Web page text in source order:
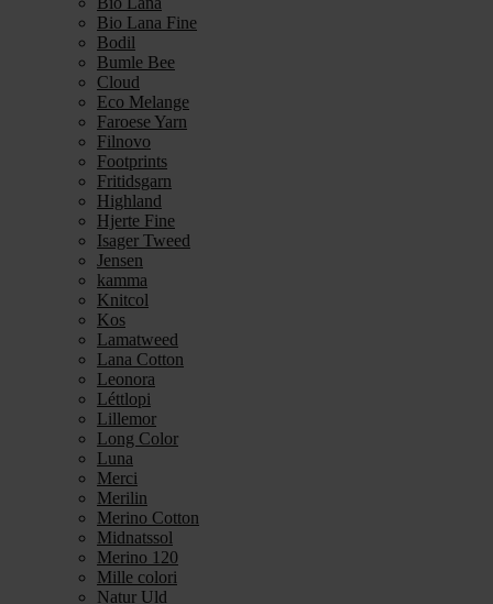
Bio Lana Fine
Bodil
Bumle Bee
Cloud
Eco Melange
Faroese Yarn
Filnovo
Footprints
Fritidsgarn
Highland
Hjerte Fine
Isager Tweed
Jensen
kamma
Knitcol
Kos
Lamatweed
Lana Cotton
Leonora
Léttlopi
Lillemor
Long Color
Luna
Merci
Merilin
Merino Cotton
Midnatssol
Merino 120
Mille colori
Natur Uld